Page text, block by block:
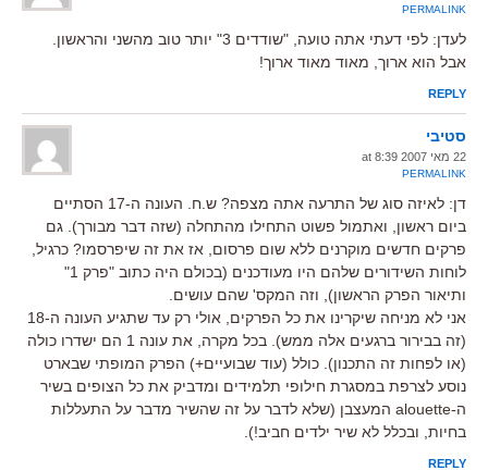
PERMALINK
לעדן: לפי דעתי אתה טועה, "שודדים 3" יותר טוב מהשני והראשון.
אבל הוא ארוך, מאוד מאוד ארוך!
REPLY
סטיבי
22 מאי 2007 at 8:39
PERMALINK
דן: לאיזה סוג של התרעה אתה מצפה? ש.ח. העונה ה-17 הסתיים
ביום ראשון, ואתמול פשוט התחילו מהתחלה (שזה דבר מבורך). גם
פרקים חדשים מוקרנים ללא שום פרסום, אז את זה שיפרסמו? כרגיל,
לוחות השידורים שלהם היו מעודכנים (בכולם היה כתוב "פרק 1"
ותיאור הפרק הראשון), וזה המקס' שהם עושים.
אני לא מניחה שיקרינו את כל הפרקים, אולי רק עד שתגיע העונה ה-18
(זה בבירור ברגעים אלה ממש). בכל מקרה, את עונה 1 הם ישדרו כולה
(או לפחות זה התכנון). כולל (עוד שבועיים+) הפרק המופתי שבארט
נוסע לצרפת במסגרת חילופי תלמידים ומדביק את כל הצופים בשיר
ה-alouette המעצבן (שלא לדבר על זה שהשיר מדבר על התעללות
בחיות, ובכלל לא שיר ילדים חביב!).
REPLY